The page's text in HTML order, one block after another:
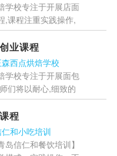
学校专注于开展店面
,课程注重实践操作,
亲自动手制作甜品,
己的技能水平....
业课程
西点烘焙学校
学校专注于开展面包
们将以耐心,细致的
面包制作和创业过
题....
程
和小吃培训
信仁和餐饮培训】